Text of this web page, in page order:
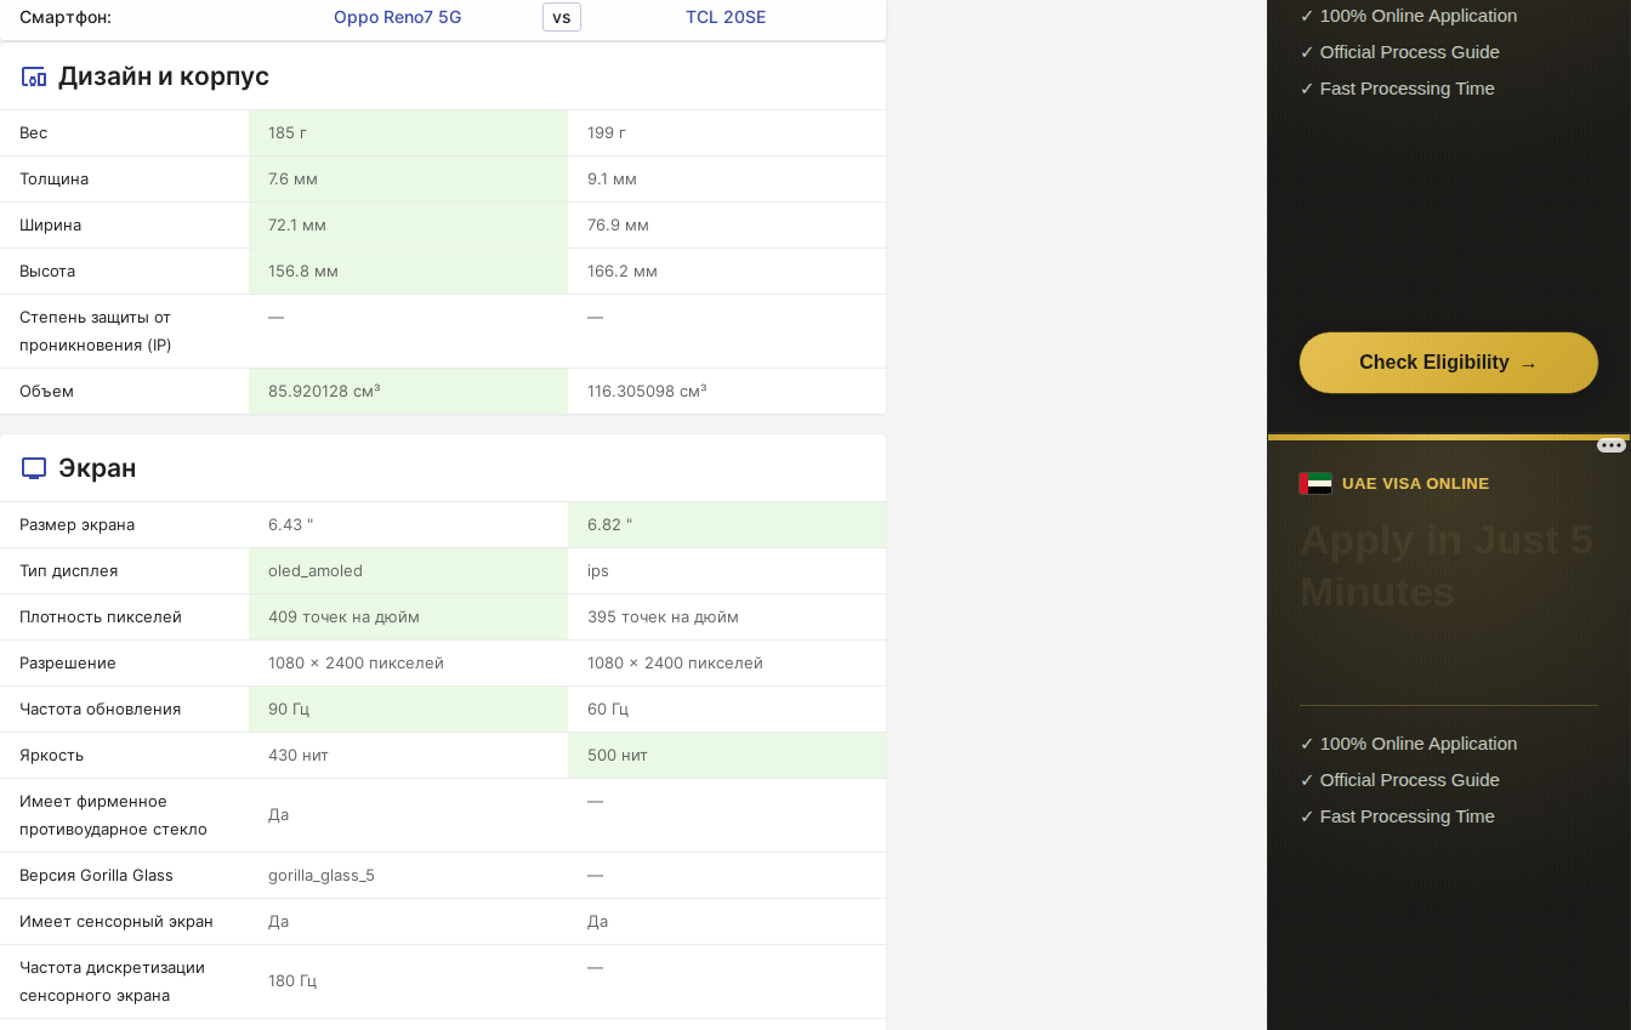
Смартфон: Oppo Reno7 5G vs TCL 20SE
Дизайн и корпус
Вес 185 г 199 г
Толщина 7.6 мм 9.1 мм
Ширина 72.1 мм 76.9 мм
Высота 156.8 мм 166.2 мм
Степень защиты от
проникновения (IP)
— —
Объем 85.920128 см³ 116.305098 см³
Экран
Размер экрана 6.43 " 6.82 "
Тип дисплея oled_amoled ips
Плотность пикселей 409 точек на дюйм 395 точек на дюйм
Разрешение 1080 x 2400 пикселей 1080 x 2400 пикселей
Частота обновления 90 Гц 60 Гц
Яркость 430 нит 500 нит
Имеет фирменное
противоударное стекло
Да
—
Версия Gorilla Glass gorilla_glass_5 —
Имеет сенсорный экран Да Да
Частота дискретизации
сенсорного экрана
180 Гц
—